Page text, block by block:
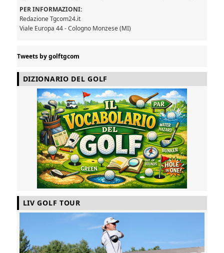
PER INFORMAZIONI:
Redazione Tgcom24.it
Viale Europa 44 - Cologno Monzese (MI)
Tweets by golftgcom
DIZIONARIO DEL GOLF
LIV GOLF TOUR